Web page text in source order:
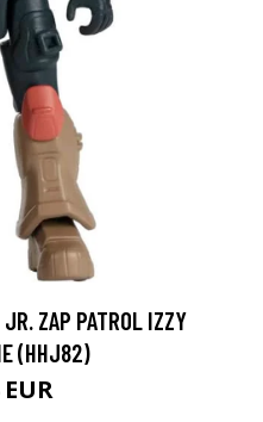
ZAP PATROL IZZY
(HHJ82)